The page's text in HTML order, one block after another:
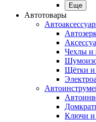
Еще
Автотовары
Чехлы и
Щётки и
Ключи и